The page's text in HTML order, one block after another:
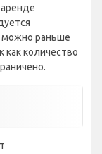
можно раньше
количество